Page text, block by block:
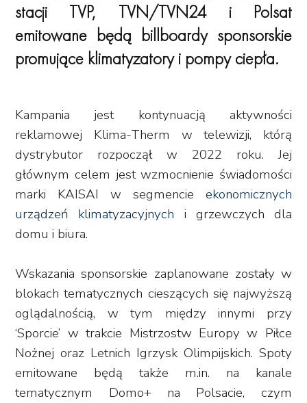
stacji TVP, TVN/TVN24 i Polsat
emitowane będą billboardy sponsorskie
promujące klimatyzatory i pompy ciepła.
Kampania jest kontynuacją aktywności
reklamowej Klima-Therm w telewizji, którą
dystrybutor rozpoczął w 2022 roku. Jej
głównym celem jest wzmocnienie świadomości
marki KAISAI w segmencie ekonomicznych
urządzeń klimatyzacyjnych i grzewczych dla
domu i biura.
Wskazania sponsorskie zaplanowane zostały w
blokach tematycznych cieszących się najwyższą
oglądalnością, w tym między innymi przy
‘Sporcie’ w trakcie Mistrzostw Europy w Piłce
Nożnej oraz Letnich Igrzysk Olimpijskich. Spoty
emitowane będą także m.in. na kanale
tematycznym Domo+ na Polsacie, czym